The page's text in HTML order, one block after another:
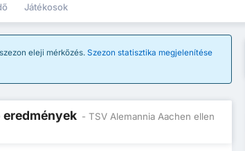
Játékosok
eleji mérkőzés. Szezon statisztika megjelenítése
- TSV Alemannia Aachen ellen